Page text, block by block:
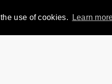
use of cookies. Learn